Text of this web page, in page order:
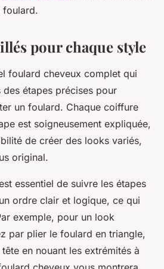
foulard.
pour chaque style
foulard cheveux complet qui
étapes précises pour
un foulard. Chaque coiffure
est soigneusement expliquée,
de créer des looks variés,
original.
essentiel de suivre les étapes
ordre clair et logique, ce qui
exemple, pour un look
par plier le foulard en triangle,
en nouant les extrémités à